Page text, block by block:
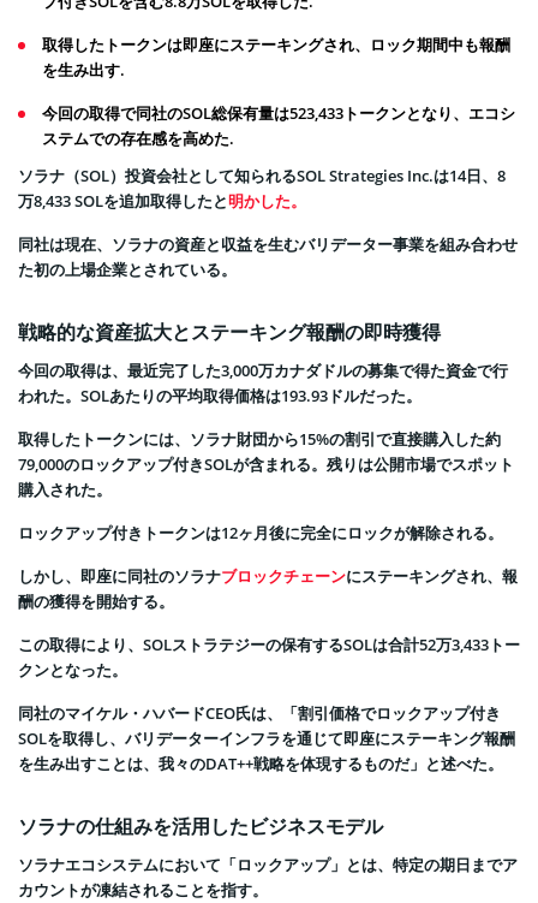
取得したトークンは即座にステーキングされ、ロック期間中も報酬
を生み出す.
今回の取得で同社のSOL総保有量は523,433トークンとなり、エコシ
ステムでの存在感を高めた.
ソラナ（SOL）投資会社として知られるSOL Strategies Inc.は14日、8
万8,433 SOLを追加取得したと明かした。
同社は現在、ソラナの資産と収益を生むバリデーター事業を組み合わせ
た初の上場企業とされている。
戦略的な資産拡大とステーキング報酬の即時獲得
今回の取得は、最近完了した3,000万カナダドルの募集で得た資金で行
われた。SOLあたりの平均取得価格は193.93ドルだった。
取得したトークンには、ソラナ財団から15%の割引で直接購入した約
79,000のロックアップ付きSOLが含まれる。残りは公開市場でスポット
購入された。
ロックアップ付きトークンは12ヶ月後に完全にロックが解除される。
しかし、即座に同社のソラナブロックチェーンにステーキングされ、報
酬の獲得を開始する。
この取得により、SOLストラテジーの保有するSOLは合計52万3,433トー
クンとなった。
同社のマイケル・ハバードCEO氏は、「割引価格でロックアップ付き
SOLを取得し、バリデーターインフラを通じて即座にステーキング報酬
を生み出すことは、我々のDAT++戦略を体現するものだ」と述べた。
ソラナの仕組みを活用したビジネスモデル
ソラナエコシステムにおいて「ロックアップ」とは、特定の期日までア
カウントが凍結されることを指す。